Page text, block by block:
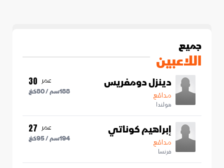
جميع
اللاعبين
دينزل دومفريس
مدافع
هولندا
عمر 30
188سم /80كغ
إبراهيم كوناتي
مدافع
فرنسا
عمر 27
194سم /95كغ